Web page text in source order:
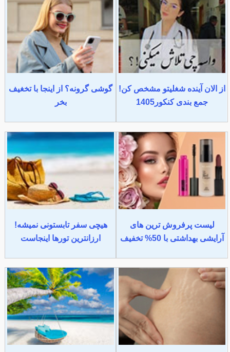
از الان آینده شغلیتو مشخص کن!
جمع بندی کنکور1405
گوشی گرونه؟ از اینجا با تخغیف
بخر
لیست پرفروش ترین های
آرایشی بهداشتی با 50% تخفیف
هیچی سفر تابستونی نمیشه!
ارزانترین تورها اینجاست